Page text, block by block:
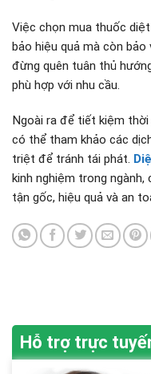
Việc chọn mua thuốc
bảo hiệu quả mà còn
đừng quên tuân thủ
phù hợp với nhu cầu.
Ngoài ra để tiết kiệm thời
có thể tham khảo các
triệt để tránh tái phát.
kinh nghiệm trong
tận gốc, hiệu quả và an
Hỗ trợ trực